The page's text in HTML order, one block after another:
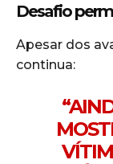
Desafio
Apesar dos
continua: